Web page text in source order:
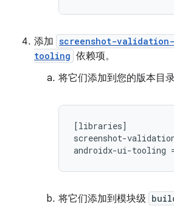
添加 screenshot-
tooling 依赖项。
将它们添加到您的版本目录
[libraries]
screenshot-
将它们添加到模块级